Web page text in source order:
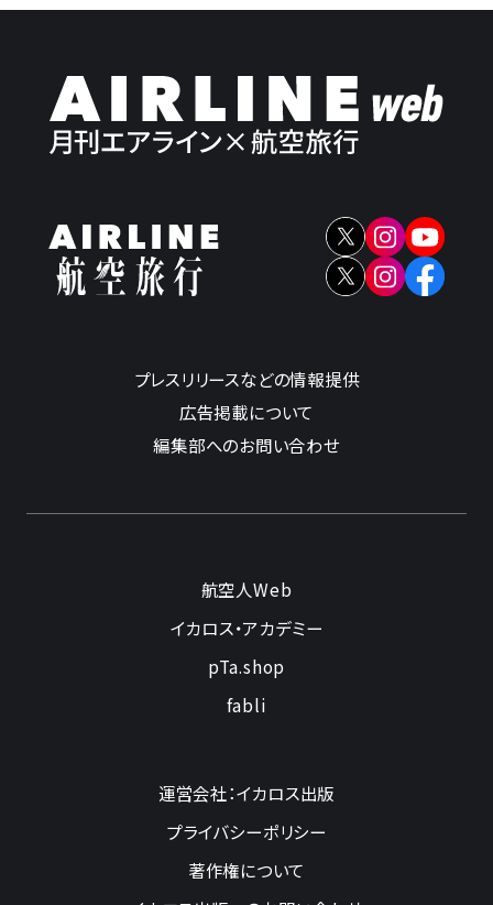
プレスリリースなどの情報提供
広告掲載について
編集部へのお問い合わせ
航空人Web
イカロス・アカデミー
pTa.shop
fabli
運営会社：イカロス出版
プライバシーポリシー
著作権について